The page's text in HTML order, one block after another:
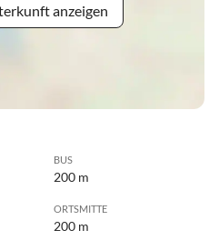
anzeigen
BUS
200 m
ORTSMITTE
200 m